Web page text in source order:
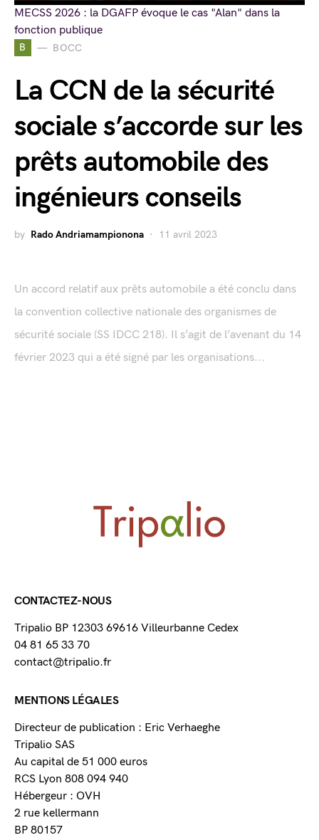
B BOCC
La CCN de la sécurité
sociale s’accorde sur les
prêts automobile des
ingénieurs conseils
by Rado Andriamampionona 11 avril 2023
Un accord relatif aux prêts automobile a été conclu dans
la convention collective nationale des organismes de
sécurité sociale (SS IDCC 218). Il s’agit de l’avenant du 14
février 2023 qui a été signé par les organisations...
MECSS 2026 : la DGAFP évoque le cas "Alan" dans la
fonction publique
CONTACTEZ-NOUS
Tripalio BP 12303 69616 Villeurbanne Cedex
04 81 65 33 70
contact@tripalio.fr
MENTIONS LÉGALES
Directeur de publication : Eric Verhaeghe
Tripalio SAS
Au capital de 51 000 euros
RCS Lyon 808 094 940
Hébergeur : OVH
2 rue kellermann
BP 80157